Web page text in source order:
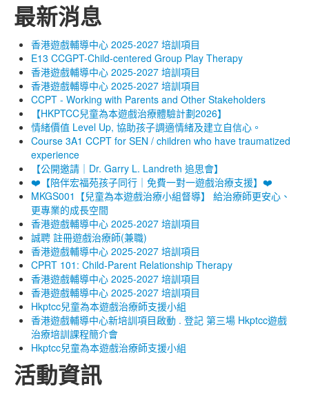
資訊
服務
培訓及活動
資源中心
聯絡我們
最新消息
香港遊戲輔導中心 2025-2027 培訓項目
E13 CCGPT-Child-centered Group Play Therapy
香港遊戲輔導中心 2025-2027 培訓項目
香港遊戲輔導中心 2025-2027 培訓項目
CCPT - Working with Parents and Other Stakeholders
【HKPTCC兒童為本遊戲治療體驗計劃2026】
情緒價值 Level Up, 協助孩子調適情緒及建立自信心。
Course 3A1 CCPT for SEN / children who have traumatized
experience
【公開邀請｜Dr. Garry L. Landreth 追思會】
❤️【陪伴宏福苑孩子同行｜免費一對一遊戲治療支援】❤️
MKGS001【兒童為本遊戲治療小組督導】 給治療師更安心、
更專業的成長空間
香港遊戲輔導中心 2025-2027 培訓項目
誠聘 註冊遊戲治療師(兼職)
香港遊戲輔導中心 2025-2027 培訓項目
CPRT 101: Child-Parent Relationship Therapy
香港遊戲輔導中心 2025-2027 培訓項目
香港遊戲輔導中心 2025-2027 培訓項目
Hkptcc兒童為本遊戲治療師支援小組
香港遊戲輔導中心新培訓項目啟動 . 登記 第三場 Hkptcc遊戲
治療培訓課程簡介會
Hkptcc兒童為本遊戲治療師支援小組
活動資訊